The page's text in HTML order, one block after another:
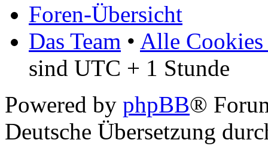
Foren-Übersicht
Das Team • Alle Cookies
sind UTC + 1 Stunde
Powered by phpBB®
Deutsche Übersetzung